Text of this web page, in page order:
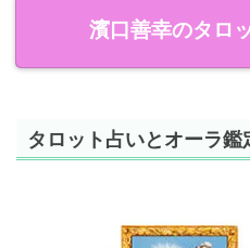
濱口善幸のタロ
タロット占いとオーラ鑑